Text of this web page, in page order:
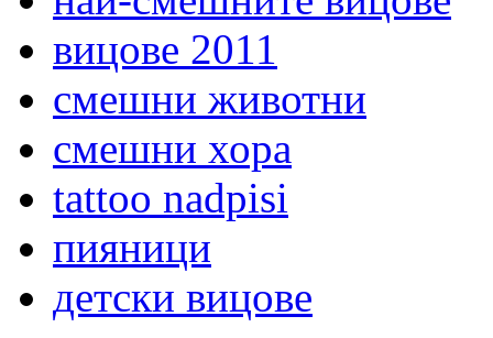
вицове 2011
смешни животни
смешни хора
tattoo nadpisi
пияници
детски вицове